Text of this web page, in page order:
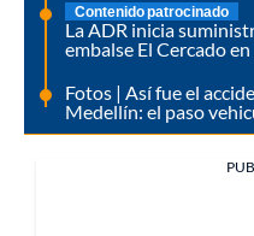
Contenido patrocinado
La ADR inicia
embalse El Cercado
Fotos | Así fue el
Medellín: el paso